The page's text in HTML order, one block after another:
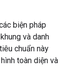
biện pháp
và danh
chuẩn này
toàn diện và